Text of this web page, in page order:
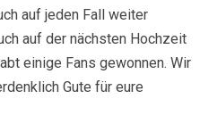
auf jeden Fall weiter
auf der nächsten Hochzeit
einige Fans gewonnen. Wir
Gute für eure